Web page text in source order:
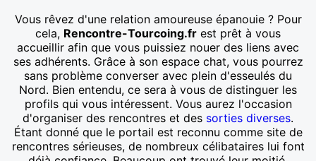
Vous rêvez d'une relation amoureuse épanouie ? Pour
cela, Rencontre-Tourcoing.fr est prêt à vous
accueillir afin que vous puissiez nouer des liens avec
ses adhérents. Grâce à son espace chat, vous pourrez
sans problème converser avec plein d'esseulés du
Nord. Bien entendu, ce sera à vous de distinguer les
profils qui vous intéressent. Vous aurez l'occasion
d'organiser des rencontres et des sorties diverses.
Étant donné que le portail est reconnu comme site de
rencontres sérieuses, de nombreux célibataires lui font